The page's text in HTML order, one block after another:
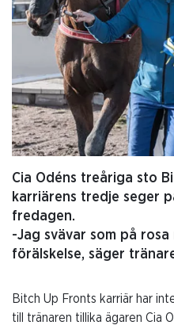
Cia Odéns treåriga sto
karriärens tredje seger
fredagen.
-Jag svävar som på
förälskelse, säger
Bitch Up Fronts karriär har
till tränaren tillika ägaren Cia